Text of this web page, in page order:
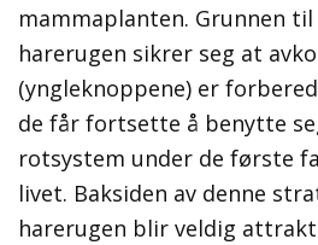
mammaplanten. Grunnen
harerugen sikrer seg at
(yngleknoppene) er
de får fortsette å benytte
rotsystem under de første
livet. Baksiden av denne
harerugen blir veldig